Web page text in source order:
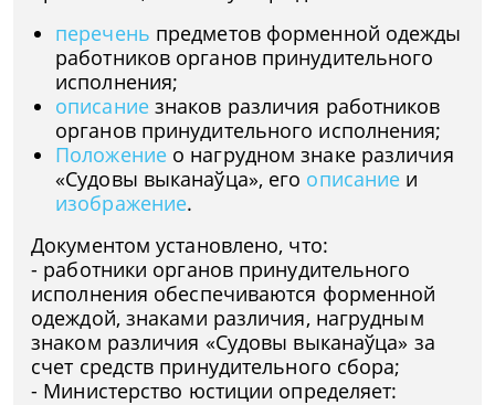
перечень предметов форменной одежды
работников органов принудительного
исполнения;
описаниезнаков различия работников
органов принудительного исполнения;
Положениео нагрудном знаке различия
«Судовы выканаўца», его описание и
изображение.
Документом установлено, что:
- работники органов принудительного
исполнения обеспечиваются форменной
одеждой, знаками различия, нагрудным
знаком различия «Судовы выканаўца» за
счет средств принудительного сбора;
- Министерство юстиции определяет: